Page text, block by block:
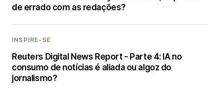
de errado com as redações?
INSPIRE-SE
Reuters Digital News Report - Parte 4: IA no
consumo de notícias é aliada ou algoz do
jornalismo?